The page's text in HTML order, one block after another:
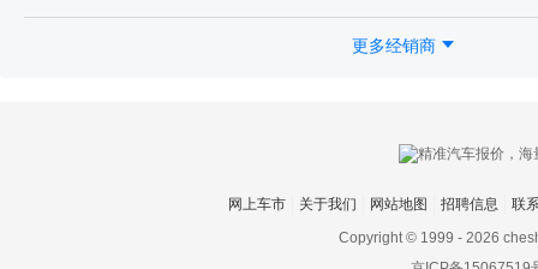
更多经销商
网上车市 关于我们 网站地图 招聘信息
联
Copyright © 1999 - 2026